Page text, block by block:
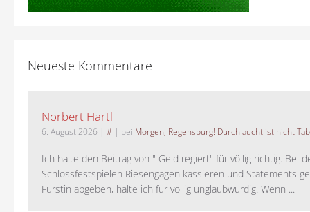
Neueste Kommentare
Norbert Hartl
6. August 2026 | # | bei Morgen, Regensburg! Durchlaucht ist nicht
Ich halte den Beitrag von " Geld regiert" für völlig richtig. Bei
Schlossfestspielen Riesengagen kassieren und Statements
Fürstin abgeben, halte ich für völlig unglaubwürdig. Wenn ...